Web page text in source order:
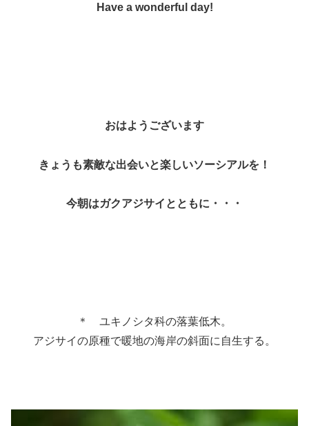
Have a wonderful day!
おはようございます
きょうも素敵な出会いと楽しいソーシアルを！
今朝はガクアジサイとともに・・・
＊ ユキノシタ科の落葉低木。
アジサイの原種で暖地の海岸の斜面に自生する。